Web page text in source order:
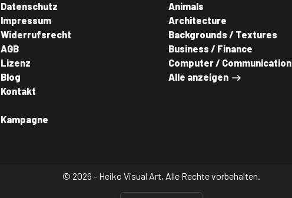
Datenschutz
Impressum
Widerrufsrecht
AGB
Lizenz
Blog
Kontakt
Kampagne
Animals
Architecture
Backgrounds / Textures
Business / Finance
Computer / Communication
Alle anzeigen
© 2026 - Heiko Visual Art, Alle Rechte vorbehalten.